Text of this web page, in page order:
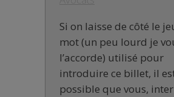
Si on laisse de côté le
mot (un peu lourd je
l’accorde) utilisé pour
introduire ce billet, il
possible que vous,